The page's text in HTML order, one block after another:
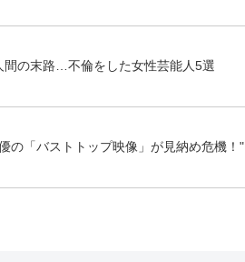
間の末路…不倫をした女性芸能人5選
の「バストトップ映像」が見納め危機！"